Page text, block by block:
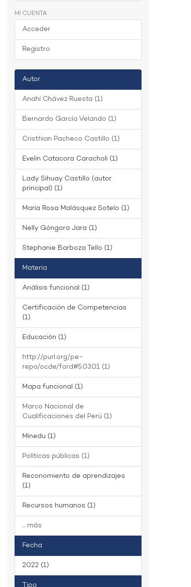
MI CUENTA
Acceder
Registro
Autor
Anahí Chávez Ruesta (1)
Bernardo García Velando (1)
Cristhian Pacheco Castillo (1)
Evelin Catacora Caracholi (1)
Lady Sihuay Castillo (autor
principal) (1)
María Rosa Malásquez Sotelo (1)
Nelly Góngora Jara (1)
Stephanie Barboza Tello (1)
Materia
Análisis funcional (1)
Certificación de Competencias
(1)
Educación (1)
http://purl.org/pe-
repo/ocde/ford#5.03.01 (1)
Mapa funcional (1)
Marco Nacional de
Cualificaciones del Perú (1)
Minedu (1)
Políticas públicas (1)
Reconomiento de aprendizajes
(1)
Recursos humanos (1)
... más
Fecha
2022 (1)